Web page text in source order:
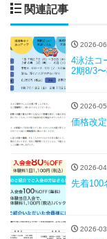
関連記事
2026-
4泳法コ
2期8/3〜
2026-
価格改
2026-
先着100
2026-